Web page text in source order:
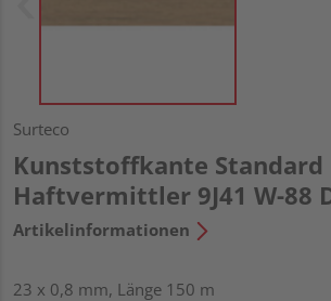
Surteco
Kunststoffkante Standard
Haftvermittler 9J41 W-88
Artikelinformationen
23 x 0,8 mm, Länge 150 m